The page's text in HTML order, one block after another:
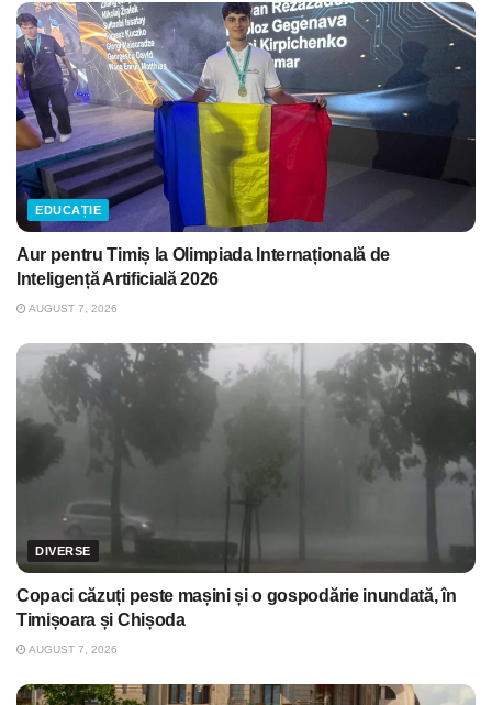
EDUCAȚIE
Aur pentru Timiș la Olimpiada Internațională de
Inteligență Artificială 2026
AUGUST 7, 2026
DIVERSE
Copaci căzuți peste mașini și o gospodărie inundată, în
Timișoara și Chișoda
AUGUST 7, 2026